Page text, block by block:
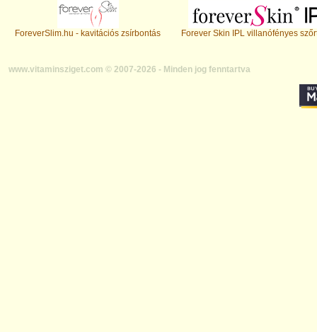
ForeverSlim.hu - kavitációs zsírbontás Forever Skin IPL villanófényes
www.vitaminsziget.com © 2007-2026 - Minden jog fenntartva